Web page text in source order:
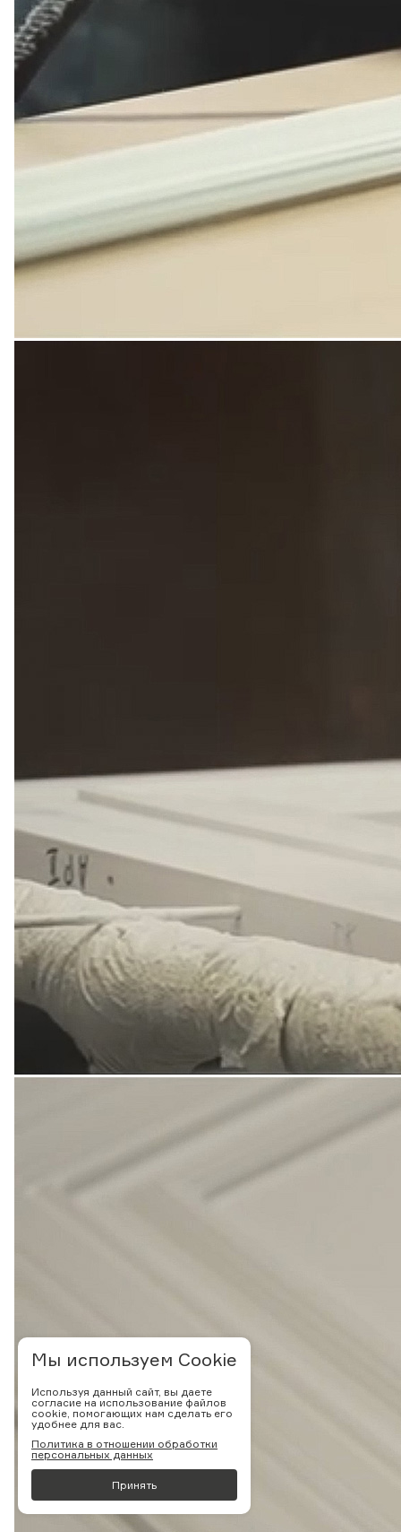
Мы используем Cookie
Используя данный сайт, вы даете
согласие на использование файлов
cookie, помогающих нам сделать его
удобнее для вас.
Политика в отношении обработки
персональных данных
Принять